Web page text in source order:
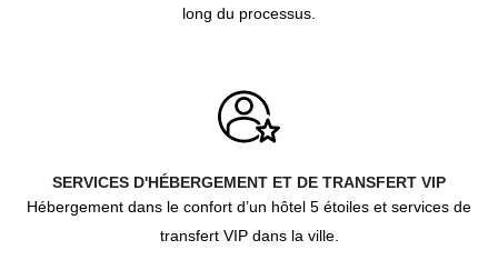
long du processus.
SERVICES D'HÉBERGEMENT ET DE TRANSFERT VIP
Hébergement dans le confort d’un hôtel 5 étoiles et services de
transfert VIP dans la ville.